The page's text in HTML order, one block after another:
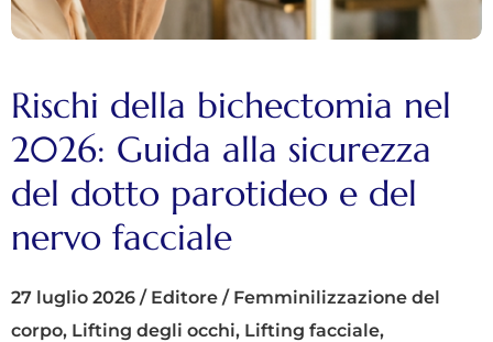
Rischi della bichectomia nel
2026: Guida alla sicurezza
del dotto parotideo e del
nervo facciale
27 luglio 2026 / Editore / Femminilizzazione del
corpo, Lifting degli occhi, Lifting facciale,